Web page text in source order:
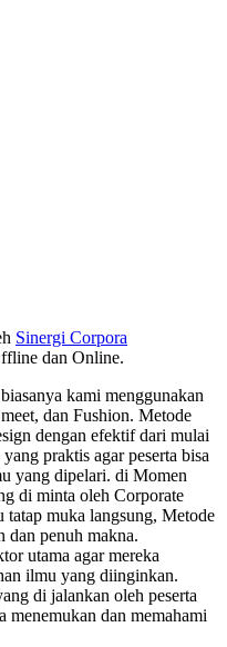
Sinergi Corpora
dan Online.
biasanya kami menggunakan
dan Fushion. Metode
dengan efektif dari mulai
praktis agar peserta bisa
yang dipelari. di Momen
di minta oleh Corporate
tatap muka langsung, Metode
dan penuh makna.
utama agar mereka
ilmu yang diinginkan.
di jalankan oleh peserta
menemukan dan memahami